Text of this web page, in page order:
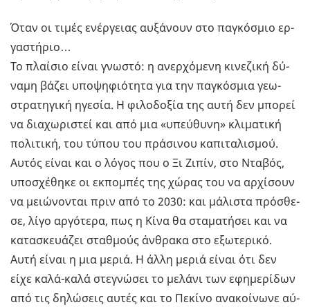
Όταν οι τιμές ενέρ­γειας αυ­ξά­νουν στο πα­γκό­σμιο ερ­
γα­στή­ριο…
Το πλαί­σιο είναι γνω­στό: η ανερ­χό­με­νη κι­νε­ζι­κή δύ­
να­μη βάζει υπο­ψη­φιό­τη­τα για την πα­γκό­σμια γε­ω­
στρα­τη­γι­κή ηγε­σία. Η φι­λο­δο­ξία της αυτή δεν μπο­ρεί
να δια­χω­ρι­στεί και από μια «υπεύ­θυ­νη» κλι­μα­τι­κή
πο­λι­τι­κή, του τύπου του πρά­σι­νου κα­πι­τα­λι­σμού.
Αυτός είναι και ο λόγος που ο Ξι Ζιπίν, στο Ντα­βός,
υπο­σχέ­θη­κε οι εκ­πο­μπές της χώρας του να αρ­χί­σουν
να μειώ­νο­νται πριν από το 2030: και μά­λι­στα πρό­σθε­
σε, λίγο αρ­γό­τε­ρα, πως η Κίνα θα στα­μα­τή­σει και να
κα­τα­σκευά­ζει σταθ­μούς άν­θρα­κα στο εξω­τε­ρι­κό.
Αυτή είναι η μια μεριά. Η άλλη μεριά είναι ότι δεν
είχε κα­λά-κα­λά στε­γνώ­σει το με­λά­νι των εφη­με­ρί­δων
από τις δη­λώ­σεις αυτές και το Πε­κί­νο ανα­κοί­νω­νε αύ­